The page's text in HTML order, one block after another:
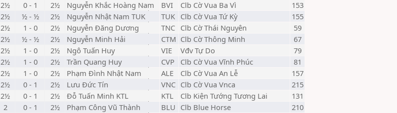
2½ 0 - 1 2½ Nguyễn Khắc Hoàng Nam BVI Clb Cờ Vua Ba Vì
153
2½ ½ - ½ 2½ Nguyễn Nhật Nam TUK TUK Clb Cờ Vua Tứ Kỳ
155
2½ 1 - 0 2½ Nguyễn Đăng Dương TNC Clb Cờ Thái Nguyên
59
2½ ½ - ½ 2½ Nguyễn Minh Hải CTM Clb Cờ Thông Minh
67
2½ 1 - 0 2½ Ngô Tuấn Huy VIE Vđv Tự Do
79
2½ 1 - 0 2½ Trần Quang Huy CVP Clb Cờ Vua Vĩnh Phúc
81
2½ 1 - 0 2½ Phạm Đình Nhật Nam ALE Clb Cờ Vua An Lễ
157
2½ 0 - 1 2½ Lưu Đức Tín VNC Clb Cờ Vua Vnca
215
2½ 0 - 1 2½ Đỗ Tuấn Minh KTL KTL Clb Kiện Tướng Tương Lai
131
2 0 - 1 2½ Phạm Công Vũ Thành BLU Clb Blue Horse
210